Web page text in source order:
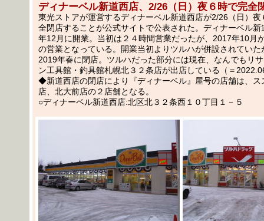
ディナーベル新道西店、2/26（日）夜６時で完全
東光ストアが運営するディナーベル新道西店が2/26（日）夜
全閉店することが公式サイトで公表された。ディナーベル
年12月に開業。当初は２４時間営業だったが、2017年10月
の営業となっている。開業当初よりツルハが併設されていた
2019年春に閉店。ツルハだった部分には現在、なんでもリ
ン工具館・釣具館札幌北３２条店が出店している（＝
◆新道西店の閉店により『ディナーベル』屋号の店舗は、ス
店、北大前店の２店舗となる。
○ディナーベル新道西店:北区北３２条西１０丁目１－５